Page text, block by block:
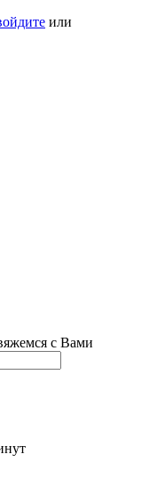
или
с Вами